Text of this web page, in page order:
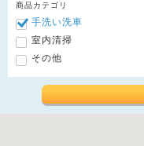
商品カテゴリ
手洗い洗車
室内清掃
その他